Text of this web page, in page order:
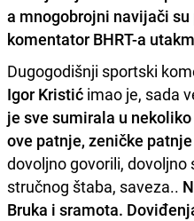
a mnogobrojni navijači
komentator BHRT-a
Dugogodišnji sportski
Igor Kristić imao je, sada
je sve sumirala u
ove patnje, zeničke
dovoljno govorili, dovoljno
stručnog štaba, saveza..
Bruka i sramota.